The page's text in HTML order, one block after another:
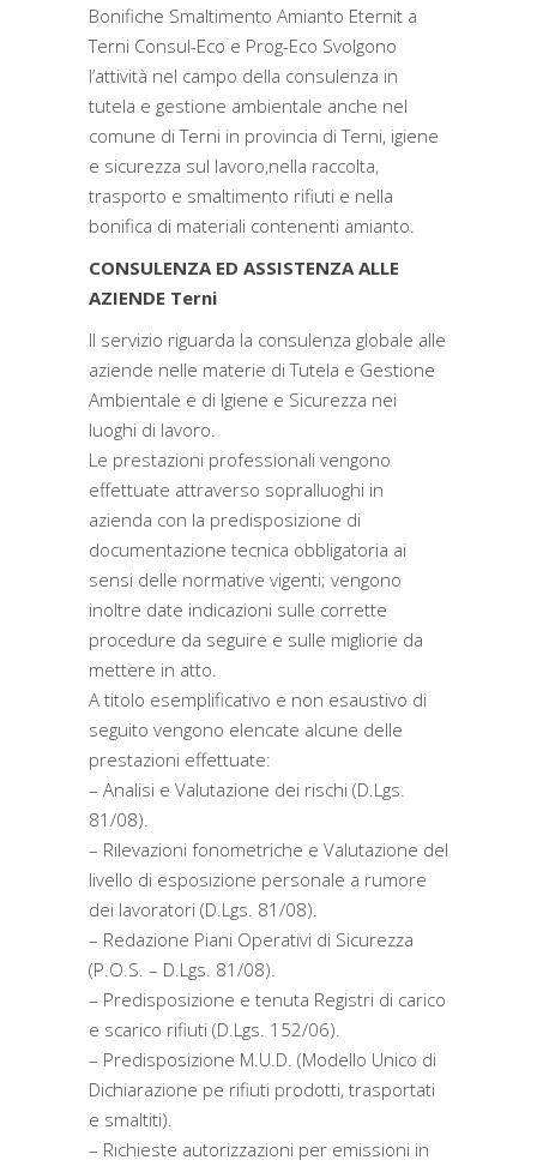
Bonifiche Smaltimento Amianto Eternit a
Terni Consul-Eco e Prog-Eco Svolgono
l’attività nel campo della consulenza in
tutela e gestione ambientale anche nel
comune di Terni in provincia di Terni, igiene
e sicurezza sul lavoro,nella raccolta,
trasporto e smaltimento rifiuti e nella
bonifica di materiali contenenti amianto.
CONSULENZA ED ASSISTENZA ALLE
AZIENDE Terni
Il servizio riguarda la consulenza globale alle
aziende nelle materie di Tutela e Gestione
Ambientale e di Igiene e Sicurezza nei
luoghi di lavoro.
Le prestazioni professionali vengono
effettuate attraverso sopralluoghi in
azienda con la predisposizione di
documentazione tecnica obbligatoria ai
sensi delle normative vigenti; vengono
inoltre date indicazioni sulle corrette
procedure da seguire e sulle migliorie da
mettere in atto.
A titolo esemplificativo e non esaustivo di
seguito vengono elencate alcune delle
prestazioni effettuate:
– Analisi e Valutazione dei rischi (D.Lgs.
81/08).
– Rilevazioni fonometriche e Valutazione del
livello di esposizione personale a rumore
dei lavoratori (D.Lgs. 81/08).
– Redazione Piani Operativi di Sicurezza
(P.O.S. – D.Lgs. 81/08).
– Predisposizione e tenuta Registri di carico
e scarico rifiuti (D.Lgs. 152/06).
– Predisposizione M.U.D. (Modello Unico di
Dichiarazione pe rifiuti prodotti, trasportati
e smaltiti).
– Richieste autorizzazioni per emissioni in